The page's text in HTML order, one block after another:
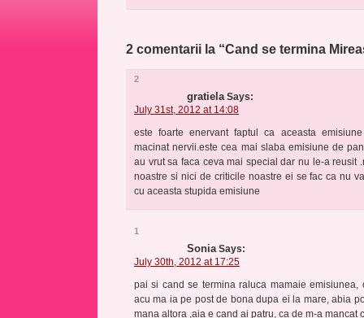
2 comentarii la “Cand se termina
2
gratielaSays:
July 31st, 2012 at 14:08
este foarte enervant faptul ca aceasta
macinat nervii.este cea mai slaba emisiune de
au vrut sa faca ceva mai special dar nu le-a reusit
noastre si nici de criticile noastre ei se fac ca nu
cu aceasta stupida emisiune
1
SoniaSays:
July 30th, 2012 at 17:25
pai si cand se termina raluca mamaie
acu ma ia pe post de bona dupa ei la mare, abia
mana altora ,aia e cand ai patru, ca de m-a mancat